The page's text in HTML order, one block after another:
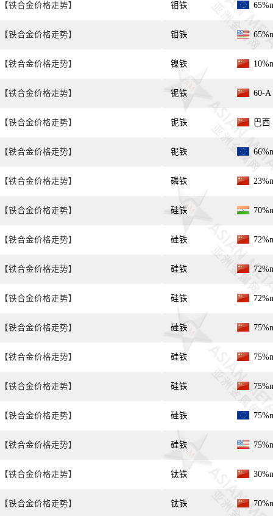
【铁合金价格走势】
【铁合金价格走势】
【铁合金价格走势】
【铁合金价格走势】
【铁合金价格走势】
【铁合金价格走势】
【铁合金价格走势】
【铁合金价格走势】
【铁合金价格走势】
【铁合金价格走势】
【铁合金价格走势】
【铁合金价格走势】
【铁合金价格走势】
【铁合金价格走势】
【铁合金价格走势】
【铁合金价格走势】
【铁合金价格走势】
【铁合金价格走势】
钼铁
钼铁
镍铁
铌铁 60-A
铌铁 巴西
铌铁
磷铁
硅铁
硅铁
硅铁
硅铁
硅铁
硅铁
硅铁
硅铁
硅铁
钛铁
钛铁